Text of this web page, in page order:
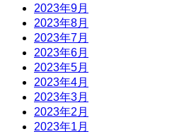
2023年9月
2023年8月
2023年7月
2023年6月
2023年5月
2023年4月
2023年3月
2023年2月
2023年1月